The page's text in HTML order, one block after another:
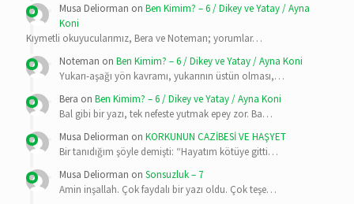
Musa Deliorman on Ben Kimim? – 6 / Dikey ve Yatay / Ayna
Koni
Kıymetli okuyucularımız, Bera ve Noteman; yorumlar…
Noteman on Ben Kimim? – 6 / Dikey ve Yatay / Ayna Koni
Yukarı-aşağı yön kavramı, yukarının üstün olması,…
Bera on Ben Kimim? – 6 / Dikey ve Yatay / Ayna Koni
Bal gibi bir yazı, tek nefeste yutmak epey zor. Ba…
Musa Deliorman on KORKUNUN CAZİBESİ VE HAŞYET
Bir tanıdığım şöyle demişti: “Hayatım kötüye gitti…
Musa Deliorman on Sonsuzluk – 7
Amin inşallah. Çok faydalı bir yazı oldu. Çok teşe…